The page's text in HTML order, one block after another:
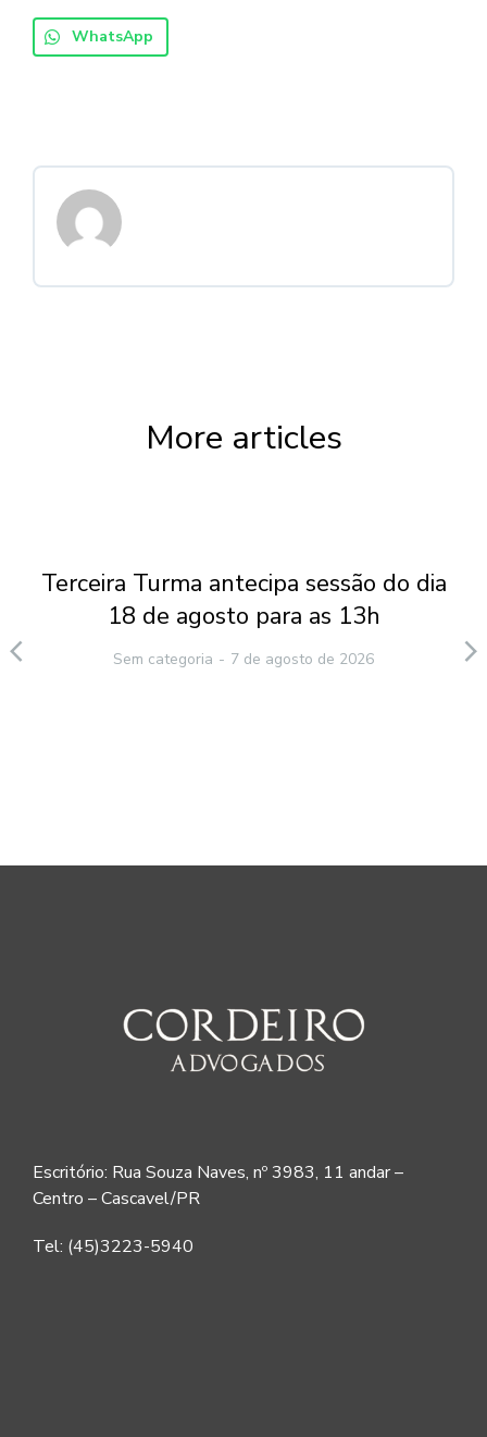
WhatsApp
More articles
Terceira Turma antecipa sessão do dia
18 de agosto para as 13h
Sem categoria 7 de agosto de 2026
Escritório: Rua Souza Naves, nº 3983, 11 andar –
Centro – Cascavel/PR
Tel: (45)3223-5940